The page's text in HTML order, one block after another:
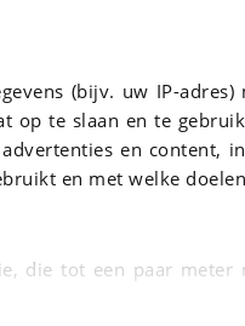
(bijv. uw IP-adres)
op te slaan en te
en content,
en met welke
die tot een paar meter